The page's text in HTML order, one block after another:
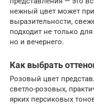
нежный цвет может
выразительности,
подходит не только
но и вечернего.
Как выбрать
Розовый цвет
светло-розовых,
ярких персиковых